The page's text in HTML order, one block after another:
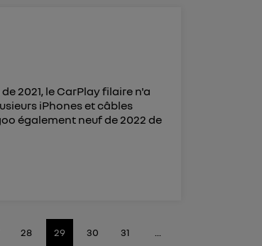
2021, le CarPlay filaire n'a
iPhones et câbles
également neuf de 2022 de
28 29 30 31